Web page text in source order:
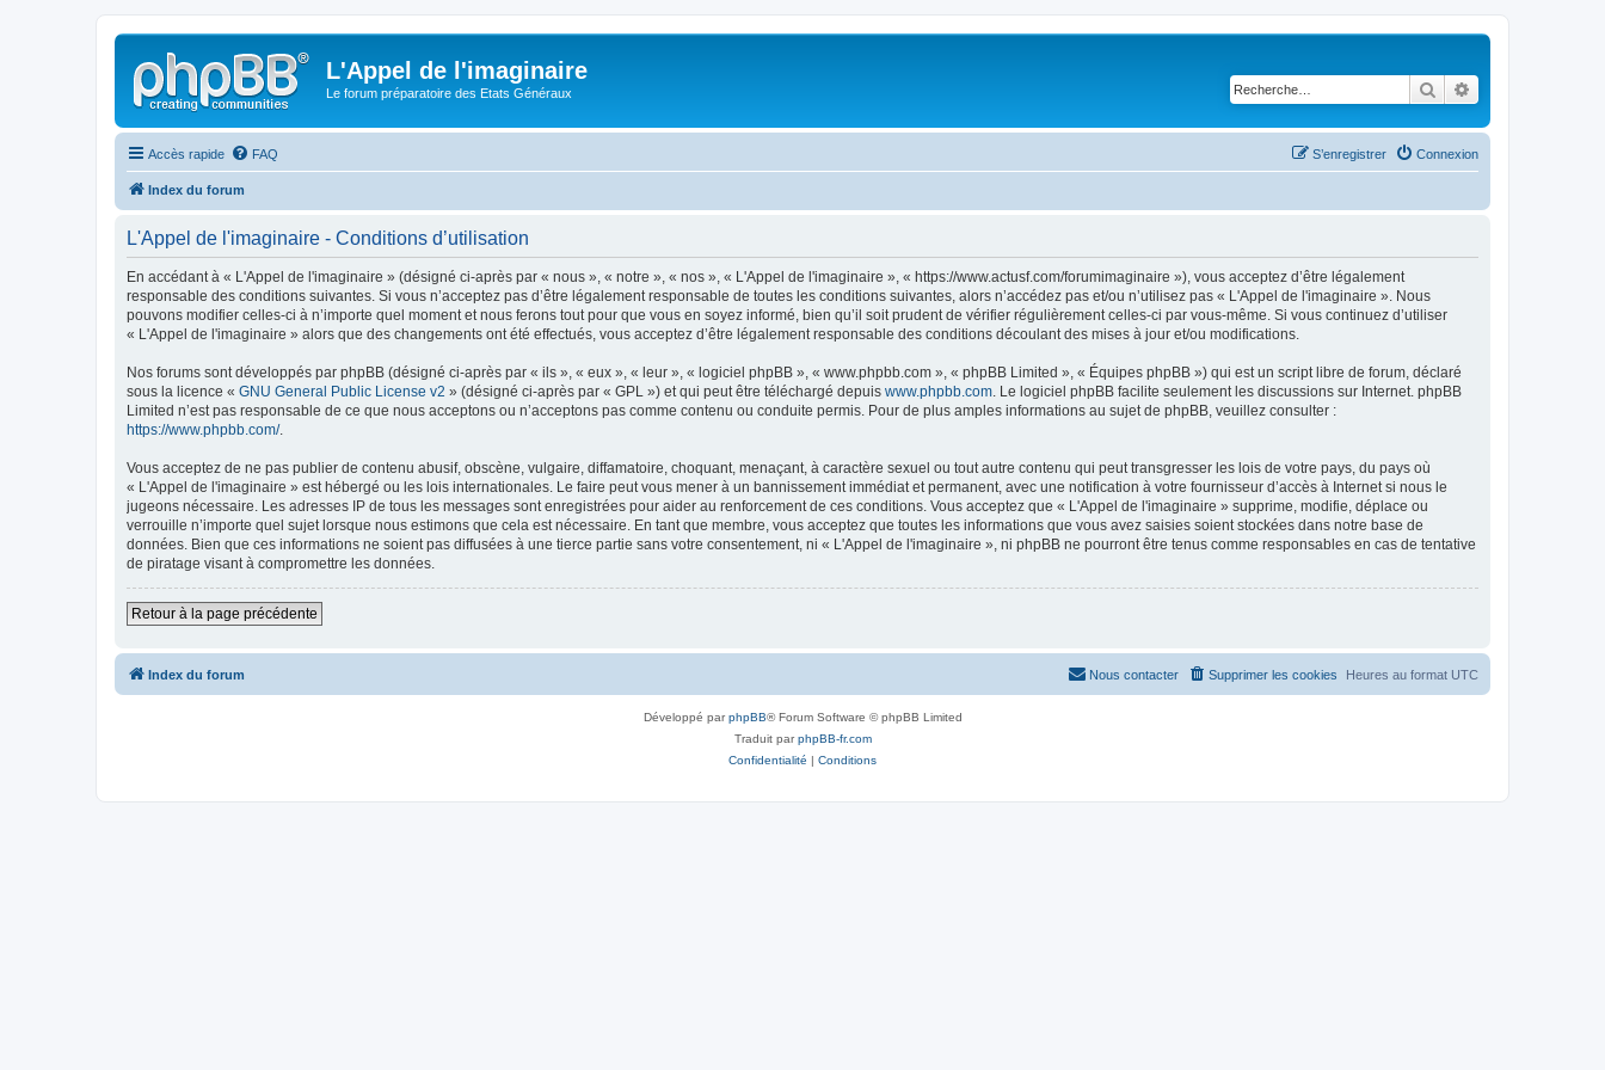
L'Appel de l'imaginaire
Le forum préparatoire des Etats Généraux Rechercher
Accès rapide FAQ Connexion
S’enregistrer
Index du forum
L'Appel de l'imaginaire - Conditions d’utilisation
En accédant à « L'Appel de l'imaginaire » (désigné ci-après par « nous », « notre », « nos », « L'Appel de l'imaginaire », « https://www.actusf.com/forumimaginaire »), vous acceptez d’être légalement
responsable des conditions suivantes. Si vous n’acceptez pas d’être légalement responsable de toutes les conditions suivantes, alors n’accédez pas et/ou n’utilisez pas « L'Appel de l'imaginaire ». Nous
pouvons modifier celles-ci à n’importe quel moment et nous ferons tout pour que vous en soyez informé, bien qu’il soit prudent de vérifier régulièrement celles-ci par vous-même. Si vous continuez d’utiliser
« L'Appel de l'imaginaire » alors que des changements ont été effectués, vous acceptez d’être légalement responsable des conditions découlant des mises à jour et/ou modifications.
Nos forums sont développés par phpBB (désigné ci-après par « ils », « eux », « leur », « logiciel phpBB », « www.phpbb.com », « phpBB Limited », « Équipes phpBB ») qui est un script libre de forum, déclaré
sous la licence « GNU General Public License v2 » (désigné ci-après par « GPL ») et qui peut être téléchargé depuis www.phpbb.com . Le logiciel phpBB facilite seulement les discussions sur Internet. phpBB
Limited n’est pas responsable de ce que nous acceptons ou n’acceptons pas comme contenu ou conduite permis. Pour de plus amples informations au sujet de phpBB, veuillez consulter :
https://www.phpbb.com/.
Vous acceptez de ne pas publier de contenu abusif, obscène, vulgaire, diffamatoire, choquant, menaçant, à caractère sexuel ou tout autre contenu qui peut transgresser les lois de votre pays, du pays où
« L'Appel de l'imaginaire » est hébergé ou les lois internationales. Le faire peut vous mener à un bannissement immédiat et permanent, avec une notification à votre fournisseur d’accès à Internet si nous le
jugeons nécessaire. Les adresses IP de tous les messages sont enregistrées pour aider au renforcement de ces conditions. Vous acceptez que « L'Appel de l'imaginaire » supprime, modifie, déplace ou
verrouille n’importe quel sujet lorsque nous estimons que cela est nécessaire. En tant que membre, vous acceptez que toutes les informations que vous avez saisies soient stockées dans notre base de
données. Bien que ces informations ne soient pas diffusées à une tierce partie sans votre consentement, ni « L'Appel de l'imaginaire », ni phpBB ne pourront être tenus comme responsables en cas de tentative
de piratage visant à compromettre les données.
Retour à la page précédente
Index du forum Heures au format UTC
Supprimer les cookies
Nous contacter
Développé parphpBB® Forum Software © phpBB Limited
Traduit parphpBB-fr.com
Confidentialité | Conditions